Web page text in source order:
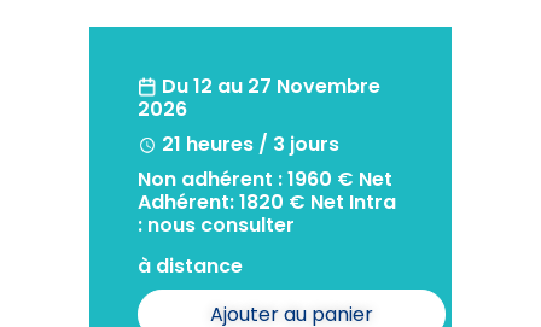
Du 12 au 27 Novembre
2026
21 heures / 3 jours
Non adhérent : 1960 € Net
Adhérent: 1820 € Net Intra
: nous consulter
à distance
Ajouter au panier